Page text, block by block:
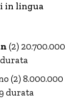
in lingua
(2) 20.700.000
(2) 8.000.000
durata